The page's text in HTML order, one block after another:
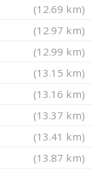
(12.69 km)
(12.97 km)
(12.99 km)
(13.15 km)
(13.16 km)
(13.37 km)
(13.41 km)
(13.87 km)